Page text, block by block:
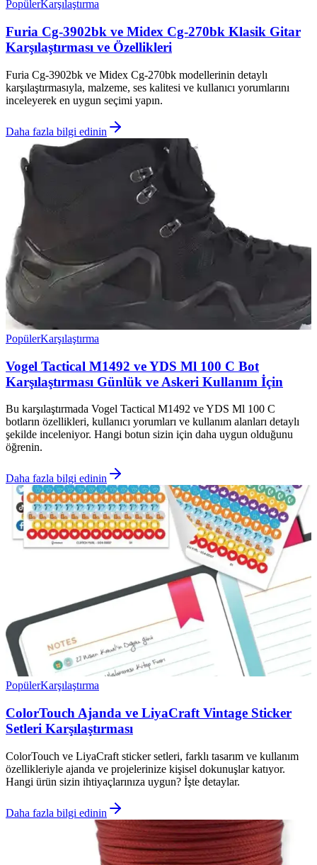
PopülerKarşılaştırma
Furia Cg-3902bk ve Midex Cg-270bk Klasik Gitar
Karşılaştırması ve Özellikleri
Furia Cg-3902bk ve Midex Cg-270bk modellerinin detaylı
karşılaştırmasıyla, malzeme, ses kalitesi ve kullanıcı yorumlarını
inceleyerek en uygun seçimi yapın.
Daha fazla bilgi edinin
PopülerKarşılaştırma
Vogel Tactical M1492 ve YDS Ml 100 C Bot
Karşılaştırması Günlük ve Askeri Kullanım İçin
Bu karşılaştırmada Vogel Tactical M1492 ve YDS Ml 100 C
botların özellikleri, kullanıcı yorumları ve kullanım alanları detaylı
şekilde inceleniyor. Hangi botun sizin için daha uygun olduğunu
öğrenin.
Daha fazla bilgi edinin
PopülerKarşılaştırma
ColorTouch Ajanda ve LiyaCraft Vintage Sticker
Setleri Karşılaştırması
ColorTouch ve LiyaCraft sticker setleri, farklı tasarım ve kullanım
özellikleriyle ajanda ve projelerinize kişisel dokunuşlar katıyor.
Hangi ürün sizin ihtiyaçlarınıza uygun? İşte detaylar.
Daha fazla bilgi edinin